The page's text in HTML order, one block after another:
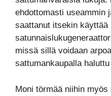
ehdottomasti useammin
saattanut itsekin käyttää
missä sillä voidaan
sattumankaupalla
Moni törmää niihin